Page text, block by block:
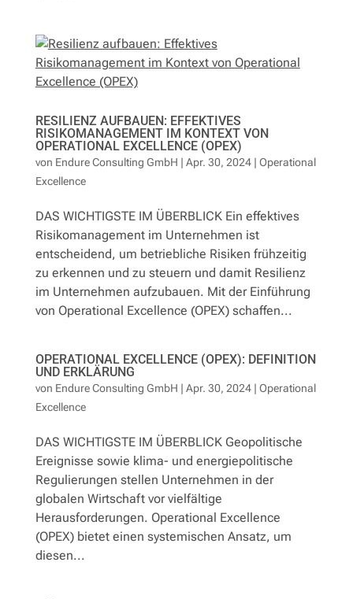
RESILIENZ AUFBAUEN: EFFEKTIVES
RISIKOMANAGEMENT IM KONTEXT VON
OPERATIONAL EXCELLENCE (OPEX)
von Endure Consulting GmbH | Apr. 30, 2024| Operational
Excellence
DAS WICHTIGSTE IM ÜBERBLICK Ein effektives
Risikomanagement im Unternehmen ist
entscheidend, um betriebliche Risiken frühzeitig
zu erkennen und zu steuern und damit Resilienz
im Unternehmen aufzubauen. Mit der Einführung
von Operational Excellence (OPEX) schaffen...
OPERATIONAL EXCELLENCE (OPEX): DEFINITION
UND ERKLÄRUNG
von Endure Consulting GmbH | Apr. 30, 2024| Operational
Excellence
DAS WICHTIGSTE IM ÜBERBLICK Geopolitische
Ereignisse sowie klima- und energiepolitische
Regulierungen stellen Unternehmen in der
globalen Wirtschaft vor vielfältige
Herausforderungen. Operational Excellence
(OPEX) bietet einen systemischen Ansatz, um
diesen...